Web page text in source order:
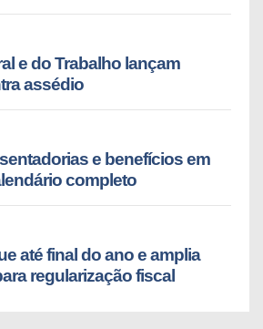
e do Trabalho lançam
assédio
e benefícios em
completo
até final do ano e amplia
regularização fiscal